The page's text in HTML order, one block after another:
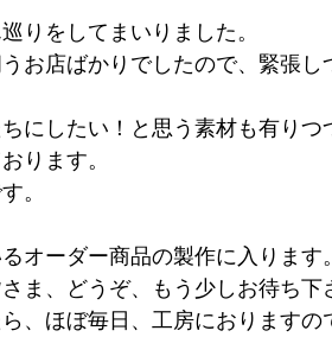
りをしてまいりました。
お店ばかりでしたので、緊張し
にしたい！と思う素材も有りつ
ります。
。
オーダー商品の製作に入ります。
ま、どうぞ、もう少しお待ち下
、ほぼ毎日、工房におりますの